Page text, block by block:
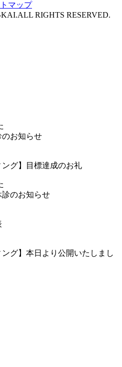
マップ
RIGHTS RESERVED.
お知らせ
ング】目標達成のお礼
のお知らせ
ング】本日より公開いたしまし